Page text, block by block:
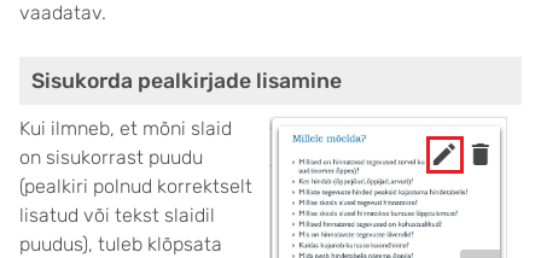
vaadatav.
Sisukorda pealkirjade lisamine
Kui ilmneb, et mõni slaid
on sisukorrast puudu
(pealkiri polnud korrektselt
lisatud või tekst slaidil
puudus), tuleb klõpsata